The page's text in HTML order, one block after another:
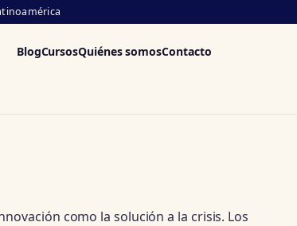
BlogCursosQuiénes somosContacto
como la solución a la crisis. Los